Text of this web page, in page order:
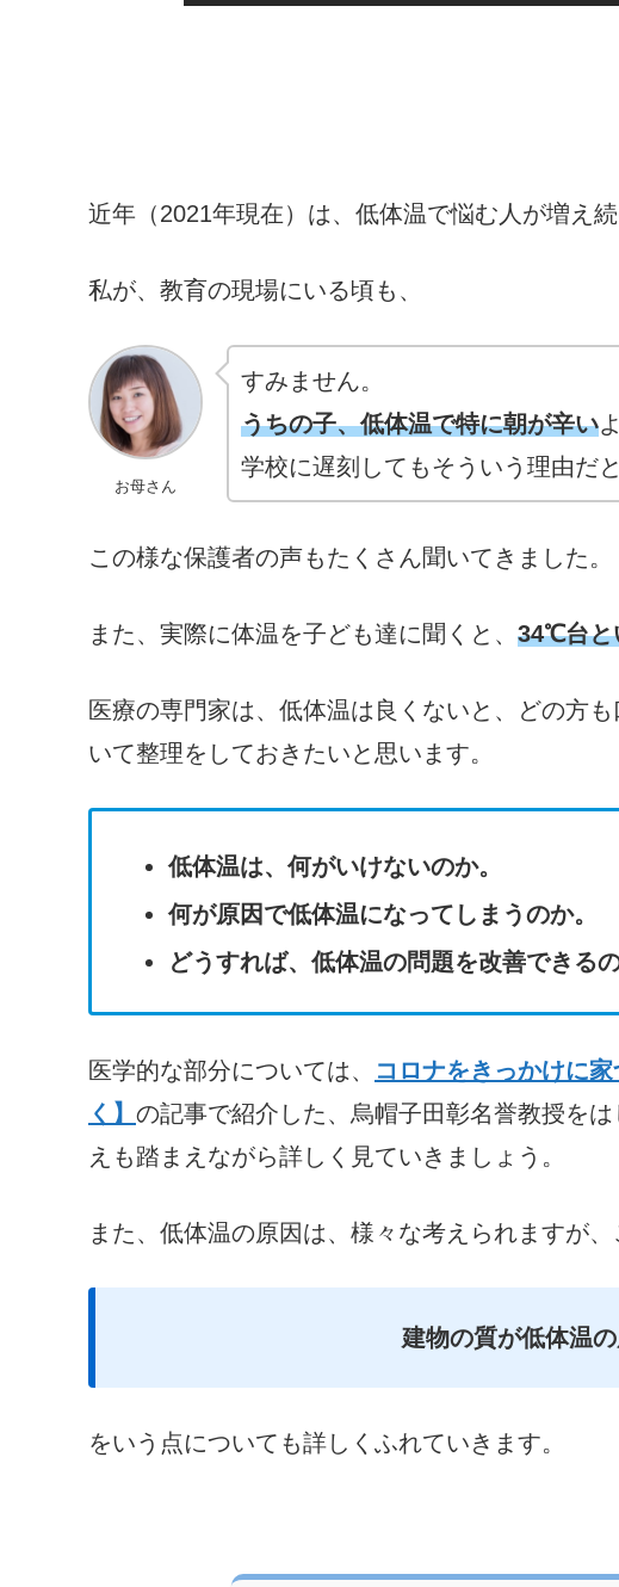
近年（2021年現在）は、低体温で悩む人が増え
私が、教育の現場にいる頃も、
お母さん
すみません。
うちの子、低体温で特に朝が辛い
学校に遅刻してもそういう理由だ
この様な保護者の声もたくさん聞いてきました。
また、実際に体温を子ども達に聞くと、 34℃台と
医療の専門家は、低体温は良くないと、どの方
いて整理をしておきたいと思います。
低体温は、何がいけないのか。
何が原因で低体温になってしまうのか。
どうすれば、低体温の問題を改善できる
医学的な部分については、
コロナをきっかけに
く】 の記事で紹介した、烏帽子田彰名誉教授を
えも踏まえながら詳しく見ていきましょう。
また、低体温の原因は、様々な考えられますが、
建物の質が低体温
をいう点についても詳しくふれていきます。